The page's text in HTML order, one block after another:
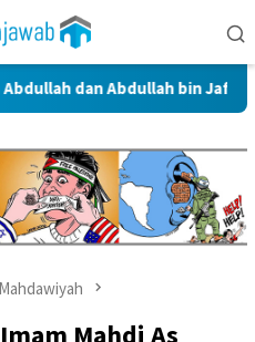
Abdullah bin Jafar Al-Thayyar
Mahdawiyah
Mahdi As